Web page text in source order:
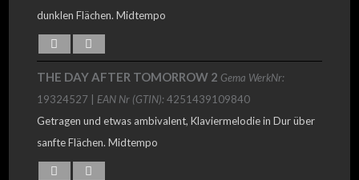
dunklen Flächen. Midtempo
THE DAY AFTER TOMORROW 2 Gema WerkNr:
19324527 | EAN Nr (GTIN):4251439109840
Getragen und etwas ambivalent, Klaviermelodie in Dur über
sanfte Flächen. Midtempo